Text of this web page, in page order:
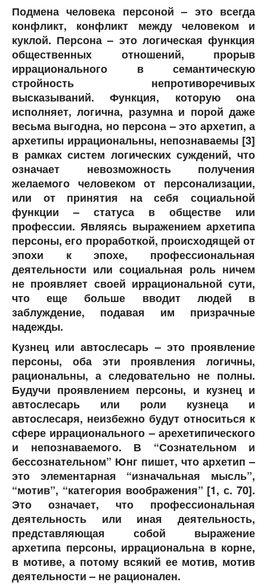
Подмена человека персоной – это всегда
конфликт, конфликт между человеком и
куклой. Персона – это логическая функция
общественных отношений, прорыв
иррационального в семантическую
стройность непротиворечивых
высказываний. Функция, которую она
исполняет, логична, разумна и порой даже
весьма выгодна, но персона – это архетип, а
архетипы иррациональны, непознаваемы [3]
в рамках систем логических суждений, что
означает невозможность получения
желаемого человеком от персонализации,
или от принятия на себя социальной
функции – статуса в обществе или
профессии. Являясь выражением архетипа
персоны, его проработкой, происходящей от
эпохи к эпохе, профессиональная
деятельности или социальная роль ничем
не проявляет своей иррациональной сути,
что еще больше вводит людей в
заблуждение, подавая им призрачные
надежды.
Кузнец или автослесарь – это проявление
персоны, оба эти проявления логичны,
рациональны, а следовательно не полны.
Будучи проявлением персоны, и кузнец и
автослесарь или роли кузнеца и
автослесаря, неизбежно будут относиться к
сфере иррационального – арехетипического
и непознаваемого. В “Сознательном и
бессознательном” Юнг пишет, что архетип –
это элементарная “изначальная мысль”,
“мотив”, “категория воображения” [1, с. 70].
Это означает, что профессиональная
деятельность или иная деятельность,
представляющая собой выражение
архетипа персоны, иррациональна в корне,
в мотиве, а потому всякий ее мотив, мотив
деятельности – не рационален.